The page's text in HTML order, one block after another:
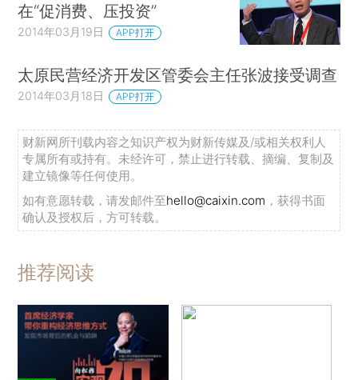
在“促消费、压投资”
2014年03月19日 APP打开
太原民营经济开发区管委会主任张波接受调查
2014年03月18日 APP打开
财新网所刊载内容之知识产权为财新传媒及/或相关权利人
专属所有或持有。未经许可，禁止进行转载、摘编、复制及
建立镜像等任何使用。
如有意愿转载，请发邮件至hello@caixin.com ，获得书面
确认及授权后，方可转载。
推荐阅读